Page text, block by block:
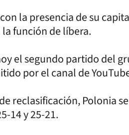
la presencia de su
función de líbera.
el segundo partido del
por el canal de
reclasificación, Polonia
14 y 25-21.